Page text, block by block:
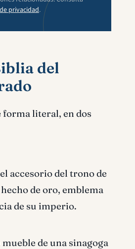
privacidad.
del
forma literal, en dos
accesorio del trono de
de oro, emblema
de su imperio.
de una sinagoga